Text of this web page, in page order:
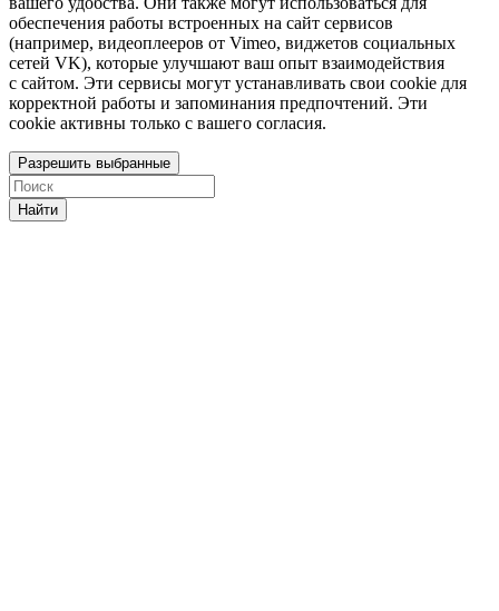
обеспечения работы встроенных на сайт сервисов
(например, видеоплееров от Vimeo, виджетов социальных
сетей VK), которые улучшают ваш опыт взаимодействия
с сайтом. Эти сервисы могут устанавливать свои cookie для
корректной работы и запоминания предпочтений. Эти
cookie активны только с вашего согласия.
Разрешить выбранные
Найти